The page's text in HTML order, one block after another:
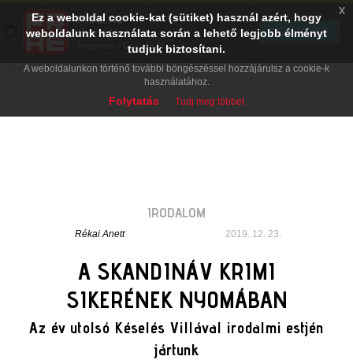
IRODALOM
Rékai Anett 2019. 12. 23.
A SKANDINÁV KRIMI
SIKERÉNEK NYOMÁBAN
Az év utolsó Késelés Villával irodalmi estjén
jártunk
Ez a weboldal cookie-kat (sütiket) használ azért, hogy
weboldalunk használata során a lehető legjobb élményt
tudjuk biztosítani.
A weboldalunkon történő további böngészéssel hozzájárulsz a cookie-k
használatához.
Folytatás Tudj meg többet
x
PRAE.HU
Digital Evolution
Ingyenes - Google Play
TELEPÍTÉS